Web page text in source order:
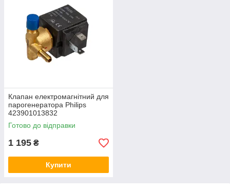
Клапан електромагнітний для
парогенератора Philips
423901013832
Готово до відправки
1 195 ₴
Купити